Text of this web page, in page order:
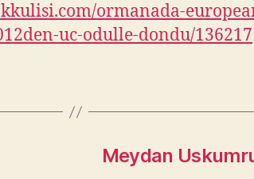
ormanada-
uc-odulle-dondu/136217
Meydan